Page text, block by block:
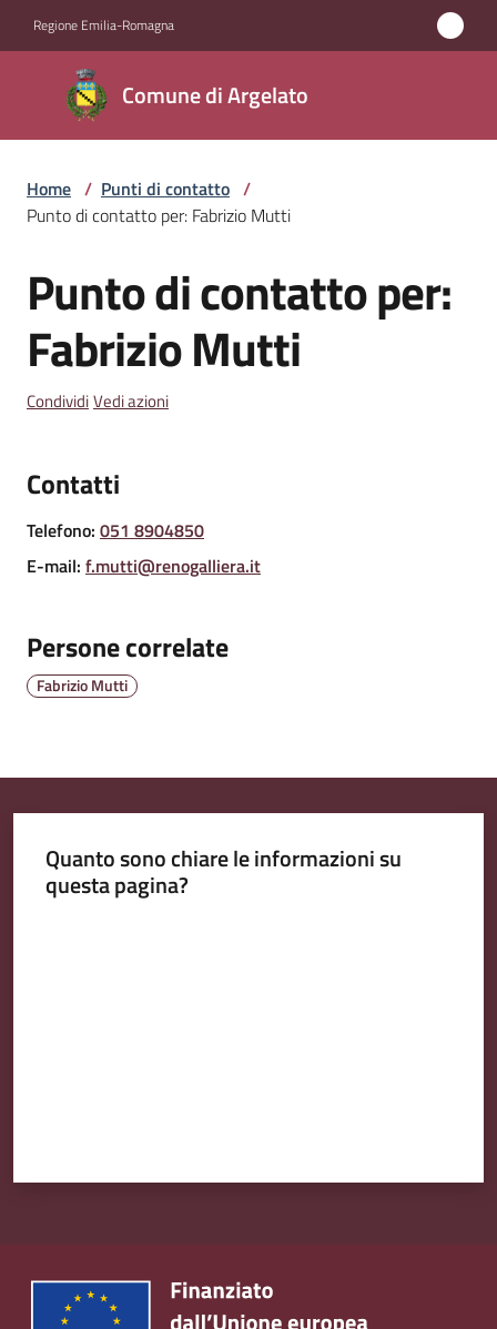
Regione Emilia-Romagna
Comune di Argelato
Comune
di
Argelato
Novità
Servizi
Tutti
gli
Home / Punti di contatto /
Punto di contatto per: Fabrizio Mutti
Salta al contenuto
Punto di contatto per:
Fabrizio Mutti
CondividiVedi azioni
Contatti
Telefono: 051 8904850
E-mail: f.mutti@renogalliera.it
Persone correlate
Fabrizio Mutti
Quanto sono chiare le informazioni su
questa pagina?